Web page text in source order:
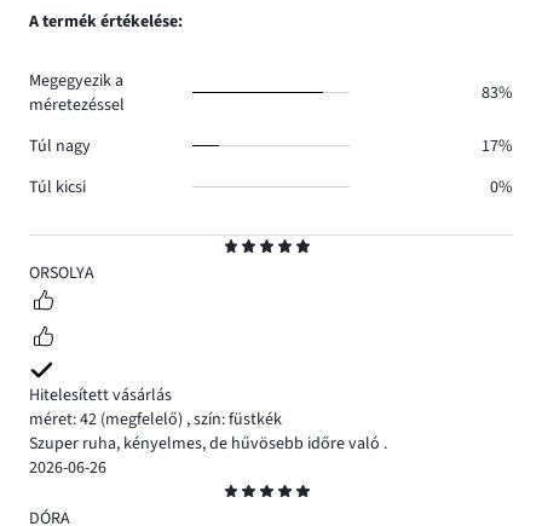
5
ORSOLYA
Hitelesített vásárlás
méret: 42 (megfelelő) ,szín: füstkék
Szuper ruha, kényelmes, de hűvösebb időre való .
2026-06-26
5
DÓRA
A termék értékelése:
Megegyezik a
méretezéssel
83%
Túl nagy
17%
Túl kicsi
0%